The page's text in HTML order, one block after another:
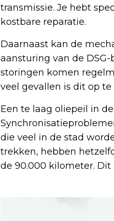
transmissie. Je hebt
kostbare reparatie.
Daarnaast kan de
aansturing van de
storingen komen
veel gevallen is dit op
Een te laag oliepeil in
die veel in de stad
trekken, hebben
de 90.000 kilometer.